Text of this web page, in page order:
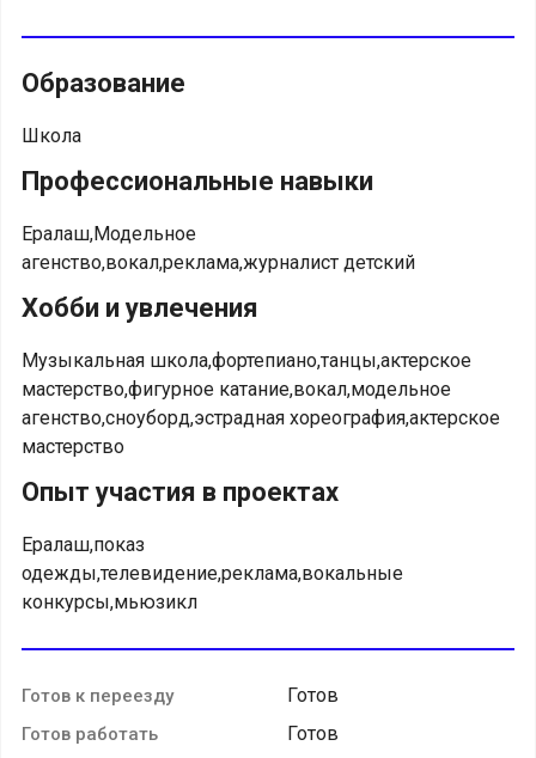
Образование
Школа
Профессиональные навыки
Ералаш,Модельное
агенство,вокал,реклама,журналист детский
Хобби и увлечения
Музыкальная школа,фортепиано,танцы,актерское
мастерство,фигурное катание,вокал,модельное
агенство,сноуборд,эстрадная хореография,актерское
мастерство
Опыт участия в проектах
Ералаш,показ
одежды,телевидение,реклама,вокальные
конкурсы,мьюзикл
Готов к переезду Готов
Готов работать Готов